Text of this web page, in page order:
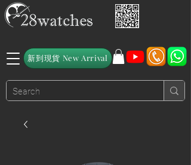
新到現貨 New Arrival